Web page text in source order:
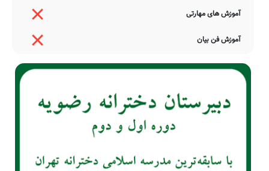
آموزش های مهارتی
آموزش فن بیان